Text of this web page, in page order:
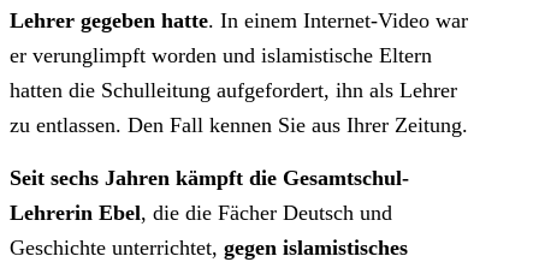
Lehrer gegeben hatte. In einem Internet-Video war
er verunglimpft worden und islamistische Eltern
hatten die Schulleitung aufgefordert, ihn als Lehrer
zu entlassen. Den Fall kennen Sie aus Ihrer Zeitung.
Seit sechs Jahren kämpft die Gesamtschul-
Lehrerin Ebel, die die Fächer Deutsch und
Geschichte unterrichtet, gegen islamistisches